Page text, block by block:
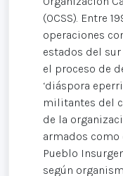
(OCSS). Entre
operaciones
estados del
el proceso de
‘diáspora
militantes del
de la
armados
Pueblo
según